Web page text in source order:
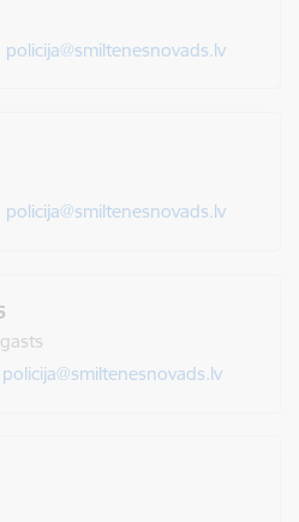
E-pasts:
policija@smiltenesnovads.lv
E-pasts:
policija@smiltenesnovads.lv
E-pasts:
policija@smiltenesnovads.lv